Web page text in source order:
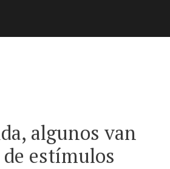
algunos van
estímulos